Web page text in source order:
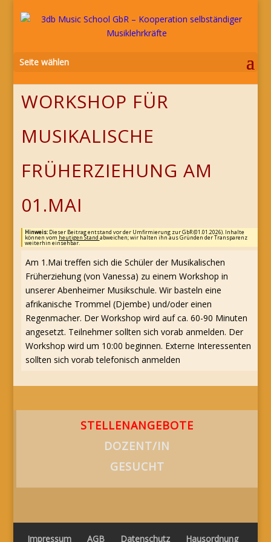
Seite wählen
WORKSHOP FÜR
MUSIKALISCHE
FRÜHERZIEHUNG AM
01.MAI
Hinweis:Dieser Beitrag entstand vor der Umfirmierung zur GbR (01.01.2026). Inhalte
können vom heutigen Stand abweichen; wir halten ihn aus Gründen der Transparenz
weiterhin einsehbar.
Am 1.Mai treffen sich die Schüler der Musikalischen
Früherziehung (von Vanessa) zu einem Workshop in
unserer Abenheimer Musikschule. Wir basteln eine
afrikanische Trommel (Djembe) und/oder einen
Regenmacher. Der Workshop wird auf ca. 60-90 Minuten
angesetzt. Teilnehmer sollten sich vorab anmelden. Der
Workshop wird um 10:00 beginnen. Externe Interessenten
sollten sich vorab telefonisch anmelden
STELLENANGEBOTE
DOZENT/IN
GESUCHT
Impressum AGB Datenschutz Hausordnung